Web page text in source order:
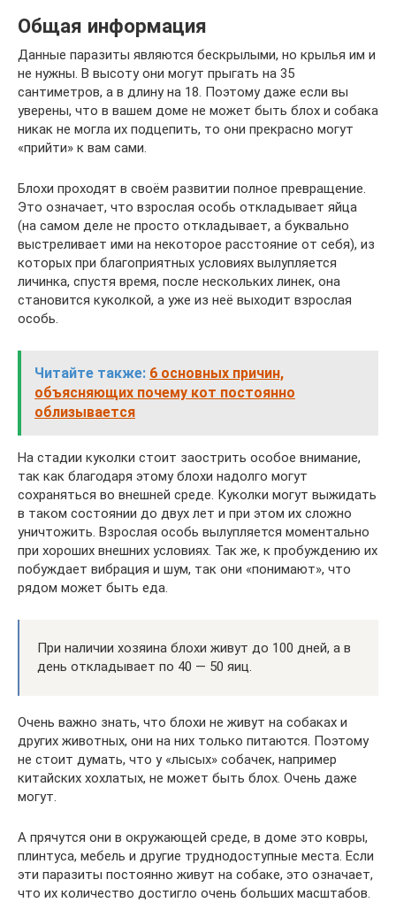
Общая информация
Данные паразиты являются бескрылыми, но крылья им и
не нужны. В высоту они могут прыгать на 35
сантиметров, а в длину на 18. Поэтому даже если вы
уверены, что в вашем доме не может быть блох и собака
никак не могла их подцепить, то они прекрасно могут
«прийти» к вам сами.
Блохи проходят в своём развитии полное превращение.
Это означает, что взрослая особь откладывает яйца
(на самом деле не просто откладывает, а буквально
выстреливает ими на некоторое расстояние от себя), из
которых при благоприятных условиях вылупляется
личинка, спустя время, после нескольких линек, она
становится куколкой, а уже из неё выходит взрослая
особь.
Читайте также: 6 основных причин,
объясняющих почему кот постоянно
облизывается
На стадии куколки стоит заострить особое внимание,
так как благодаря этому блохи надолго могут
сохраняться во внешней среде. Куколки могут выжидать
в таком состоянии до двух лет и при этом их сложно
уничтожить. Взрослая особь вылупляется моментально
при хороших внешних условиях. Так же, к пробуждению их
побуждает вибрация и шум, так они «понимают», что
рядом может быть еда.
При наличии хозяина блохи живут до 100 дней, а в
день откладывает по 40 — 50 яиц.
Очень важно знать, что блохи не живут на собаках и
других животных, они на них только питаются. Поэтому
не стоит думать, что у «лысых» собачек, например
китайских хохлатых, не может быть блох. Очень даже
могут.
А прячутся они в окружающей среде, в доме это ковры,
плинтуса, мебель и другие труднодоступные места. Если
эти паразиты постоянно живут на собаке, это означает,
что их количество достигло очень больших масштабов.